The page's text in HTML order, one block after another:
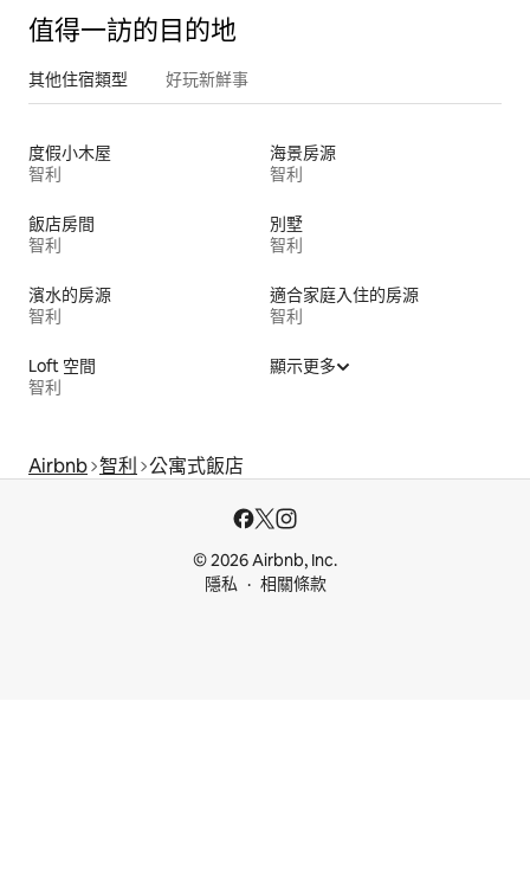
值得一訪的目的地
其他住宿類型 好玩新鮮事
度假小木屋
智利
海景房源
智利
飯店房間
智利
別墅
智利
濱水的房源
智利
適合家庭入住的房源
智利
Loft 空間
智利
顯示更多
Airbnb 智利 公寓式飯店
© 2026 Airbnb, Inc.
隱私
相關條款